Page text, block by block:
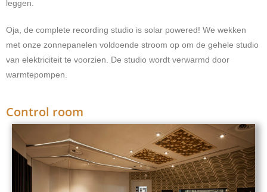
leggen.
Oja, de complete recording studio is solar powered! We wekken
met onze zonnepanelen voldoende stroom op om de gehele studio
van elektriciteit te voorzien. De studio wordt verwarmd door
warmtepompen.
Control room